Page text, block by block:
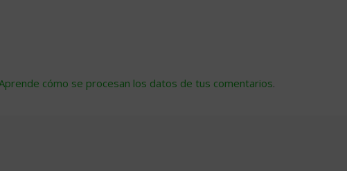
cómo se procesan los datos de tus comentarios.